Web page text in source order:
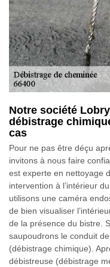
Notre société
débistrage
cas
Pour ne pas être déçu
invitons à nous faire
est experte en nettoyage
intervention à l’intérieur
utilisons une caméra
de bien visualiser
de la présence du bistre.
saupoudrons le conduit
(débistrage chimique).
débistreuse (débistrage